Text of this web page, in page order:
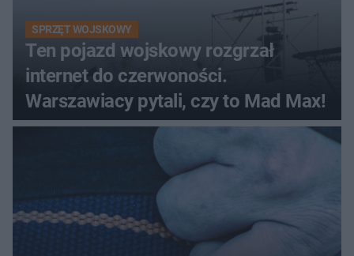
SPRZĘT WOJSKOWY
Ten pojazd wojskowy rozgrzał
internet do czerwoności.
Warszawiacy pytali, czy to Mad Max!